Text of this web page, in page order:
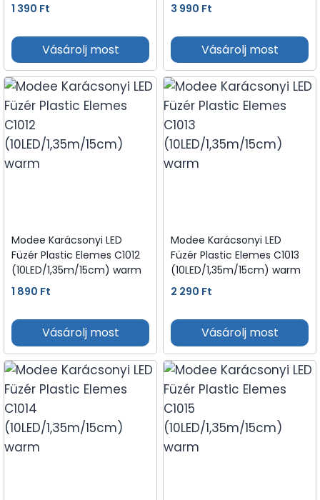
1 390 Ft
Vásárolj most
3 990 Ft
Vásárolj most
Modee Karácsonyi LED
Füzér Plastic Elemes C1012
(10LED/1,35m/15cm) warm
1 890 Ft
Vásárolj most
Modee Karácsonyi LED
Füzér Plastic Elemes C1013
(10LED/1,35m/15cm) warm
2 290 Ft
Vásárolj most